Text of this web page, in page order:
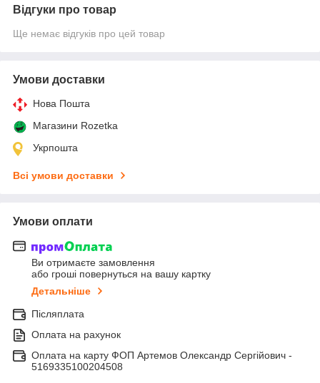
Відгуки про товар
Ще немає відгуків про цей товар
Умови доставки
Нова Пошта
Магазини Rozetka
Укрпошта
Всі умови доставки
Умови оплати
Ви отримаєте замовлення
або гроші повернуться на вашу картку
Детальніше
Післяплата
Оплата на рахунок
Оплата на карту ФОП Артемов Олександр Сергійович -
5169335100204508